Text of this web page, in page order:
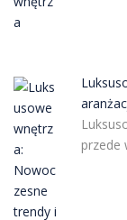
przede